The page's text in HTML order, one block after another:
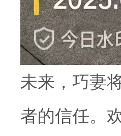
未来，巧妻
者的信任。